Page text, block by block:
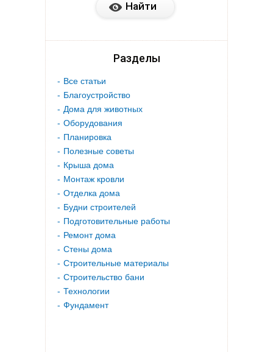
Разделы
Все статьи
Благоустройство
Дома для животных
Оборудования
Планировка
Полезные советы
Крыша дома
Монтаж кровли
Отделка дома
Будни строителей
Подготовительные работы
Ремонт дома
Стены дома
Строительные материалы
Строительство бани
Технологии
Фундамент